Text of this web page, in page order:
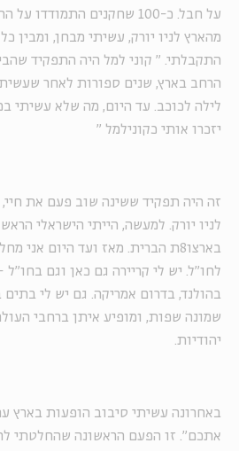
על חבל. כ-100 שחקנים
התקבלתי. " קוני למל היה התפקיד
הרחב בארץ, שנים ספורות לאחר
לילה לכוכב. עד היום, מה שלא עשיתי
יזכרו אותי כקונילמל "
זה היה תפקיד ששינה שוב פעם את
לניו יורק. למעשה, הייתי הישראלי
בארצו8ת הברית. מאז ועד היום
לחו"ל. יש לי קריירה גם כאן וגם
בהולנד, בדרום אמריקה. גם יש לי בתים
שמונה שפות, ומופיע איתן ברחבי
יהודיות.
באחרונה עשיתי סיבוב הופעות בארץ